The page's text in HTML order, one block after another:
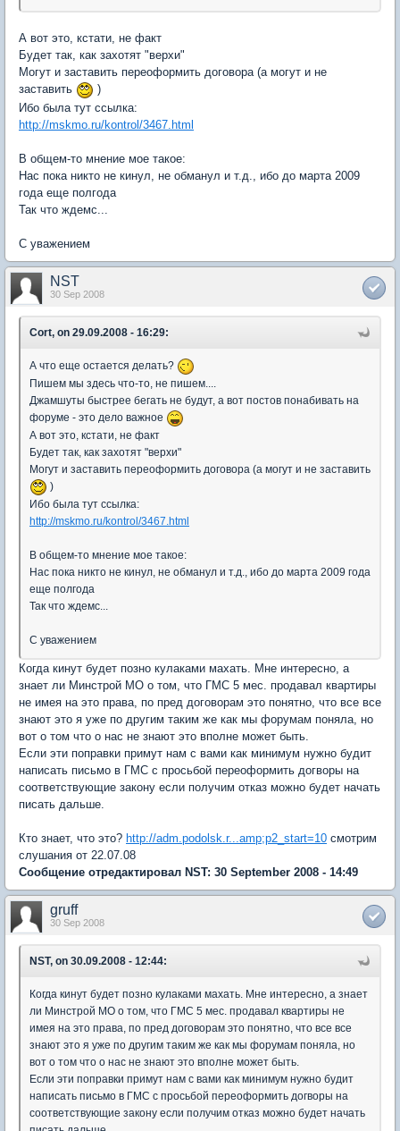
А вот это, кстати, не факт
Будет так, как захотят "верхи"
Могут и заставить переоформить договора (а могут и не
заставить
)
Ибо была тут ссылка:
http://mskmo.ru/kontrol/3467.html
В общем-то мнение мое такое:
Нас пока никто не кинул, не обманул и т.д., ибо до марта 2009
года еще полгода
Так что ждемс...
С уважением
NST
30 Sep 2008
Cort, on 29.09.2008 - 16:29:
А что еще остается делать?
Пишем мы здесь что-то, не пишем....
Джамшуты быстрее бегать не будут, а вот постов понабивать на
форуме - это дело важное
А вот это, кстати, не факт
Будет так, как захотят "верхи"
Могут и заставить переоформить договора (а могут и не заставить
)
Ибо была тут ссылка:
http://mskmo.ru/kontrol/3467.html
В общем-то мнение мое такое:
Нас пока никто не кинул, не обманул и т.д., ибо до марта 2009 года
еще полгода
Так что ждемс...
С уважением
Когда кинут будет позно кулаками махать. Мне интересно, а
знает ли Минстрой МО о том, что ГМС 5 мес. продавал квартиры
не имея на это права, по пред договорам это понятно, что все все
знают это я уже по другим таким же как мы форумам поняла, но
вот о том что о нас не знают это вполне может быть.
Если эти поправки примут нам с вами как минимум нужно будит
написать письмо в ГМС с просьбой переоформить догворы на
соответствующие закону если получим отказ можно будет начать
писать дальше.
Кто знает, что это? http://adm.podolsk.r...amp;p2_start=10 смотрим
слушания от 22.07.08
Сообщение отредактировал NST: 30 September 2008 - 14:49
gruff
30 Sep 2008
NST, on 30.09.2008 - 12:44:
Когда кинут будет позно кулаками махать. Мне интересно, а знает
ли Минстрой МО о том, что ГМС 5 мес. продавал квартиры не
имея на это права, по пред договорам это понятно, что все все
знают это я уже по другим таким же как мы форумам поняла, но
вот о том что о нас не знают это вполне может быть.
Если эти поправки примут нам с вами как минимум нужно будит
написать письмо в ГМС с просьбой переоформить догворы на
соответствующие закону если получим отказ можно будет начать